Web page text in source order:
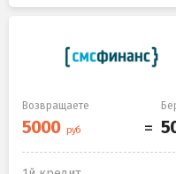
Возвращаете